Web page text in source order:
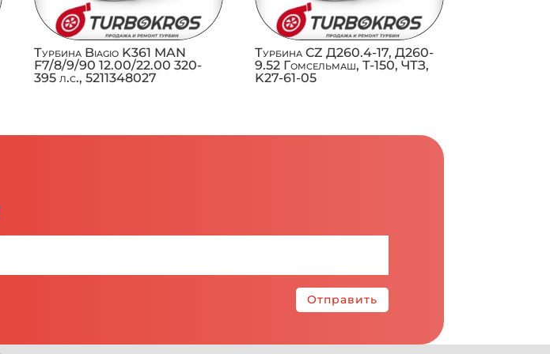
Турбина Biagio K361 MAN
F7/8/9/90 12.00/22.00 320-
395 л.с., 5211348027
Турбина CZ Д260.4-17, Д260-
9.52 Гомсельмаш, Т-150, ЧТЗ,
K27-61-05
Отправить